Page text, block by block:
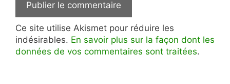
Ce site utilise Akismet pour réduire les
indésirables. En savoir plus sur la façon dont les
données de vos commentaires sont traitées.